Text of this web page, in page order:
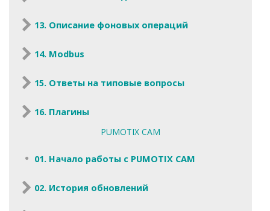
13. Описание фоновых операций
14. Modbus
15. Ответы на типовые вопросы
16. Плагины
PUMOTIX CAM
01. Начало работы с PUMOTIX CAM
02. История обновлений